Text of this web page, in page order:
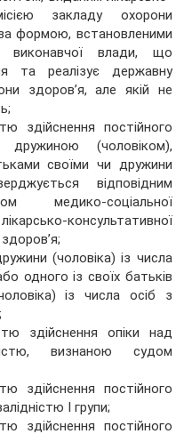
закладу охорони
формою, встановленими
виконавчої влади, що
та реалізує державну
здоров’я, але якій не
здійснення постійного
(чоловіком),
своїми чи дружини
відповідним
медико-соціальної
консультативної
(чоловіка) із числа
одного із своїх батьків
із числа осіб з
здійснення опіки над
визнаною судом
здійснення постійного
I групи;
здійснення постійного